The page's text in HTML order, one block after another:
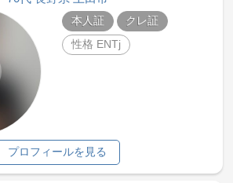
本人証
クレ証
性格 ENTj
プロフィールを見る